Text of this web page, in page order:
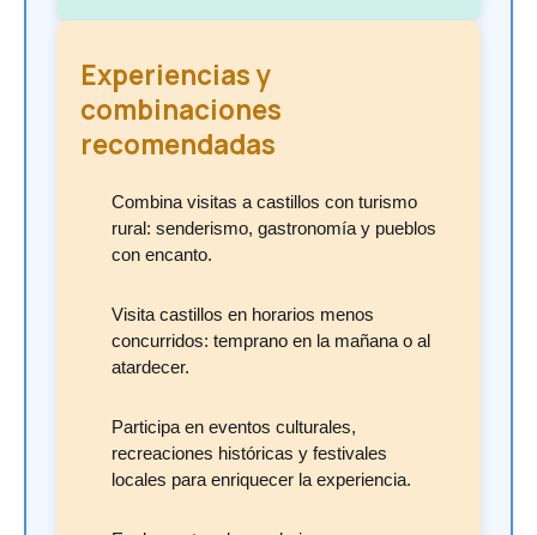
Experiencias y
combinaciones
recomendadas
Combina visitas a castillos con turismo
rural: senderismo, gastronomía y pueblos
con encanto.
Visita castillos en horarios menos
concurridos: temprano en la mañana o al
atardecer.
Participa en eventos culturales,
recreaciones históricas y festivales
locales para enriquecer la experiencia.